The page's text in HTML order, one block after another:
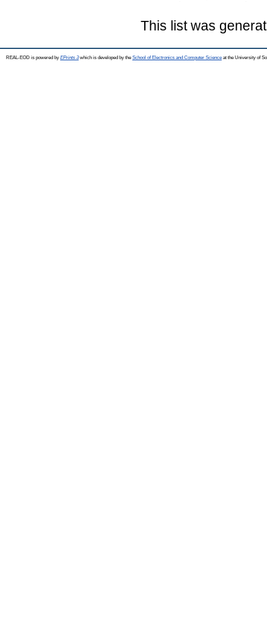
This list was
REAL-EOD is powered by EPrints 3which is developed by the School of Electronics and Computer Science at the University of